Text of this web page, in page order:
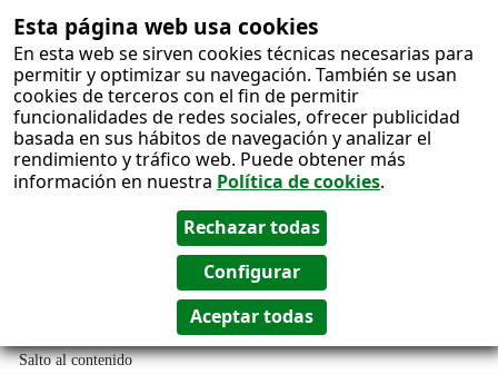
Esta página web usa cookies
En esta web se sirven cookies técnicas necesarias para
permitir y optimizar su navegación. También se usan
cookies de terceros con el fin de permitir
funcionalidades de redes sociales, ofrecer publicidad
basada en sus hábitos de navegación y analizar el
rendimiento y tráfico web. Puede obtener más
información en nuestra Política de cookies.
Salto al contenido